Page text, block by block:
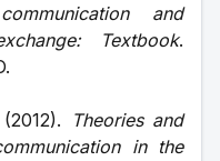
and
Textbook.
Theories and
in the